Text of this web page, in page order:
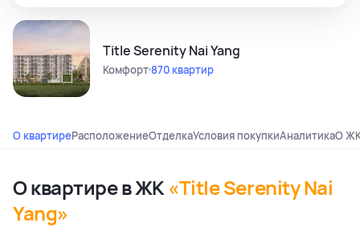
Title Serenity Nai Yang
Комфорт870 квартир
О квартиреРасположениеОтделкаУсловия покупкиАналитикаО
О квартире в ЖК «Title Serenity Nai
Yang»